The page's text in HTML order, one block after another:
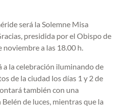
será la Solemne Misa
presidida por el Obispo de
noviembre a las 18.00 h.
la celebración iluminando de
de la ciudad los días 1 y 2 de
también con una
de luces, mientras que la